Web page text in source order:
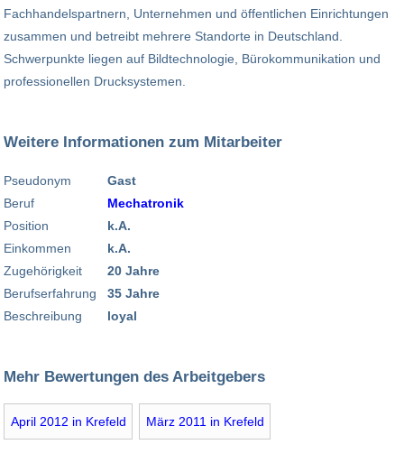
Fachhandelspartnern, Unternehmen und öffentlichen Einrichtungen
zusammen und betreibt mehrere Standorte in Deutschland.
Schwerpunkte liegen auf Bildtechnologie, Bürokommunikation und
professionellen Drucksystemen.
Weitere Informationen zum Mitarbeiter
Pseudonym
Beruf
Position
Einkommen
Zugehörigkeit
Berufserfahrung
Beschreibung
Gast
Mechatronik
k.A.
k.A.
20 Jahre
35 Jahre
loyal
Mehr Bewertungen des Arbeitgebers
April 2012 in Krefeld März 2011 in Krefeld